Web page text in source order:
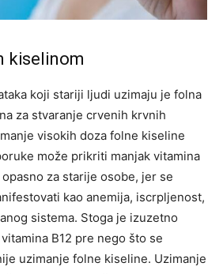
kiselinom
koji stariji ljudi uzimaju je folna
za stvaranje crvenih krvnih
visokih doza folne kiseline
može prikriti manjak vitamina
za starije osobe, jer se
kao anemija, iscrpljenost,
sistema. Stoga je izuzetno
B12 pre nego što se
uzimanje folne kiseline. Uzimanje